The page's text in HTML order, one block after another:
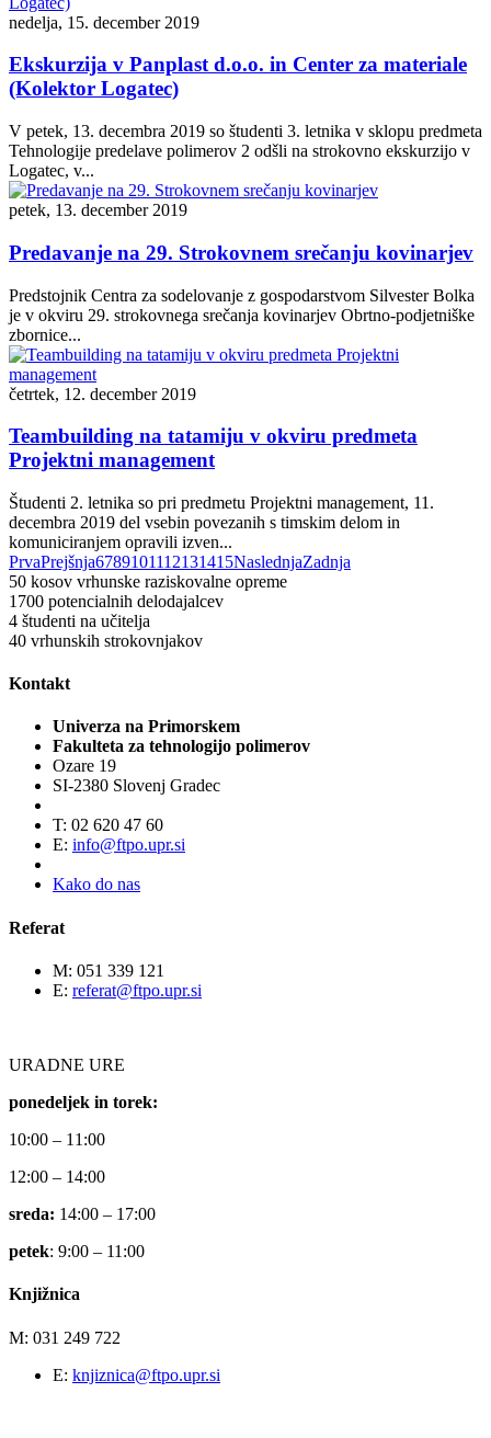
nedelja, 15. december 2019
Ekskurzija v Panplast d.o.o. in Center za materiale
(Kolektor Logatec)
V petek, 13. decembra 2019 so študenti 3. letnika v sklopu predmeta
Tehnologije predelave polimerov 2 odšli na strokovno ekskurzijo v
Logatec, v...
petek, 13. december 2019
Predavanje na 29. Strokovnem srečanju kovinarjev
Predstojnik Centra za sodelovanje z gospodarstvom Silvester Bolka
je v okviru 29. strokovnega srečanja kovinarjev Obrtno-podjetniške
zbornice...
četrtek, 12. december 2019
Teambuilding na tatamiju v okviru predmeta
Projektni management
Študenti 2. letnika so pri predmetu Projektni management, 11.
decembra 2019 del vsebin povezanih s timskim delom in
komuniciranjem opravili izven...
PrvaPrejšnja6789101112131415NaslednjaZadnja
50 kosov vrhunske raziskovalne opreme
1700 potencialnih delodajalcev
4 študenti na učitelja
40 vrhunskih strokovnjakov
Kontakt
Univerza na Primorskem
Fakulteta za tehnologijo polimerov
Ozare 19
SI-2380 Slovenj Gradec
T: 02 620 47 60
E: info@ftpo.upr.si
Kako do nas
Referat
M: 051 339 121
E: referat@ftpo.upr.si
URADNE URE
ponedeljek in torek:
10:00 – 11:00
12:00 – 14:00
sreda: 14:00 – 17:00
petek: 9:00 – 11:00
Knjižnica
M: 031 249 722
E: knjiznica@ftpo.upr.si